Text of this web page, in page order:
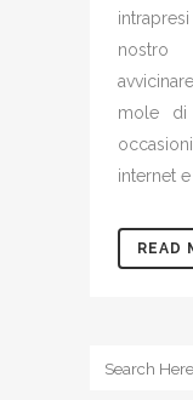
nostro
mole di
internet
READ